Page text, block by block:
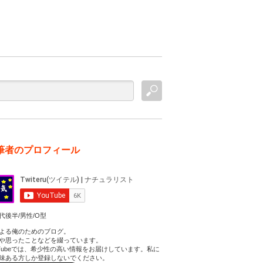
者のプロフィール
後半/男性/O型
る俺のためのブログ。
思ったことなどを綴っています。
では、希少性の高い情報をお届けしています。私に
ある方しか登録しないでください。